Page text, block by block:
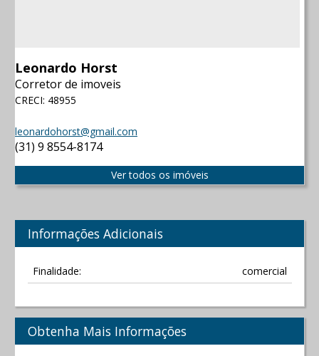
Leonardo Horst
Corretor de imoveis
CRECI: 48955
leonardohorst@gmail.com
(31) 9 8554-8174
Ver todos os imóveis
Informações Adicionais
Finalidade: comercial
Obtenha Mais Informações